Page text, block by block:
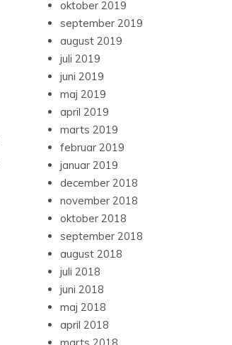
oktober 2019
september 2019
august 2019
juli 2019
juni 2019
maj 2019
april 2019
marts 2019
februar 2019
januar 2019
december 2018
november 2018
oktober 2018
september 2018
august 2018
juli 2018
juni 2018
maj 2018
april 2018